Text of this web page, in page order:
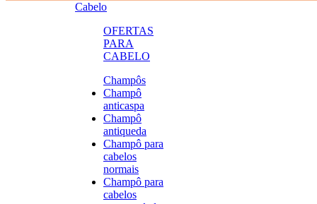
Cabelo
OFERTAS
PARA
CABELO
Champôs
Champô
anticaspa
Champô
antiqueda
Champô para
cabelos
normais
Champô para
cabelos